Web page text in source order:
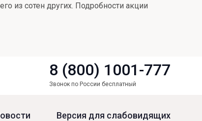
из сотен других. Подробности акции
8 (800) 1001-777
Звонок по России бесплатный
Версия для слабовидящих